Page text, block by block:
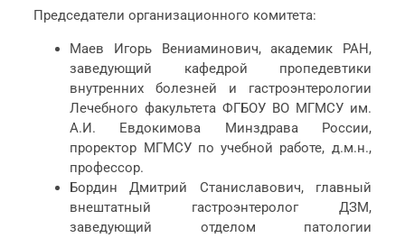
Председатели организационного комитета:
Маев Игорь Вениаминович, академик РАН,
заведующий кафедрой пропедевтики
внутренних болезней и гастроэнтерологии
Лечебного факультета ФГБОУ ВО МГМСУ им.
А.И. Евдокимова Минздрава России,
проректор МГМСУ по учебной работе, д.м.н.,
профессор.
Бордин Дмитрий Станиславович, главный
внештатный гастроэнтеролог ДЗМ,
заведующий отделом патологии